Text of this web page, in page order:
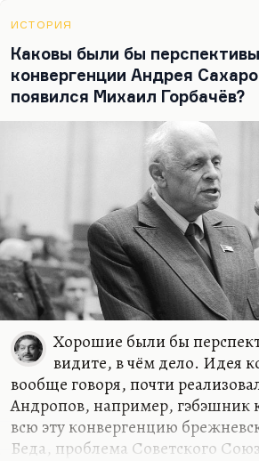
мировоззрении, в творчестве и
Солженицына.
И вот вопрос: неизбежны ли эти
тенденции, можно ли было
авторитаризма, выстраивая
невозможно, наверное, но
стратеги борьбы. Синявский же
он боролся, как и Померанц,
ИСТОРИЯ
Каковы были бы
конвергенции Андрея
появился Михаил Горбачёв?
Хорошие были бы
видите, в чём дело. Идея
вообще говоря, почти
Андропов, например, гэбэшник
всю эту конвергенцию
Беда, проблема Советского